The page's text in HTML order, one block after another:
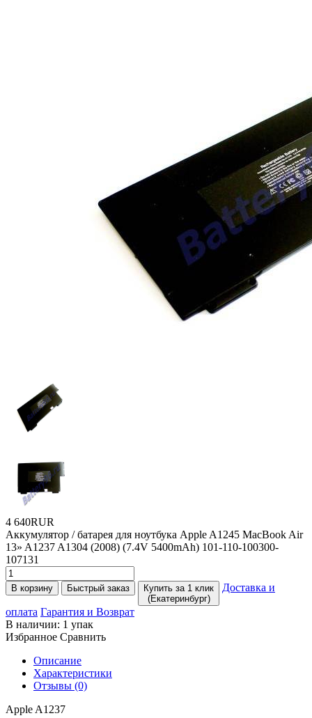
4 640RUR
Аккумулятор / батарея для ноутбука Apple A1245 MacBook Air
13» A1237 A1304 (2008) (7.4V 5400mAh) 101-110-100300-
107131
В корзину Быстрый заказ
Купить за 1 клик
(Екатеринбург)
Доставка и
оплата Гарантия и Возврат
В наличии: 1 упак
Избранное Сравнить
Описание
Характеристики
Отзывы (0)
Apple A1237